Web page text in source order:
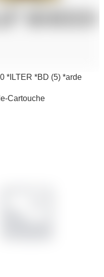
*ILTER *BD (5) *arde
Cartouche